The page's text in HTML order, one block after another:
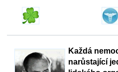
Každá
narůstající